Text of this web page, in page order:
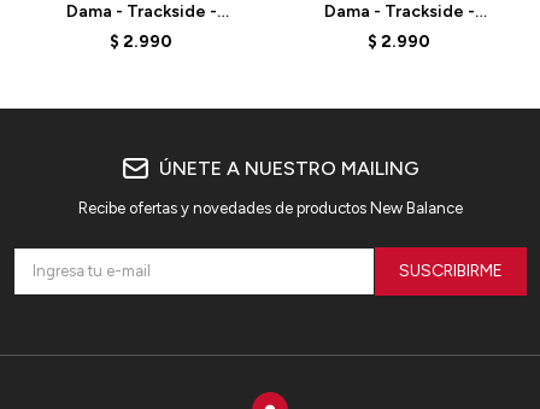
Dama - Trackside -
WB62412FLIT -
$ 2.990
Dama - Trackside -
WB62412FBLK - DARK
$ 2.990
ÚNETE A NUESTRO MAILING
Recibe ofertas y novedades de productos New Balance
SUSCRIBIRME